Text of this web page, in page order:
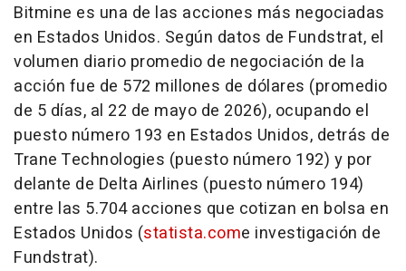
Bitmine es una de las acciones más negociadas
en Estados Unidos. Según datos de Fundstrat, el
volumen diario promedio de negociación de la
acción fue de 572 millones de dólares (promedio
de 5 días, al 22 de mayo de 2026), ocupando el
puesto número 193 en Estados Unidos, detrás de
Trane Technologies (puesto número 192) y por
delante de Delta Airlines (puesto número 194)
entre las 5.704 acciones que cotizan en bolsa en
Estados Unidos (statista.come investigación de
Fundstrat).